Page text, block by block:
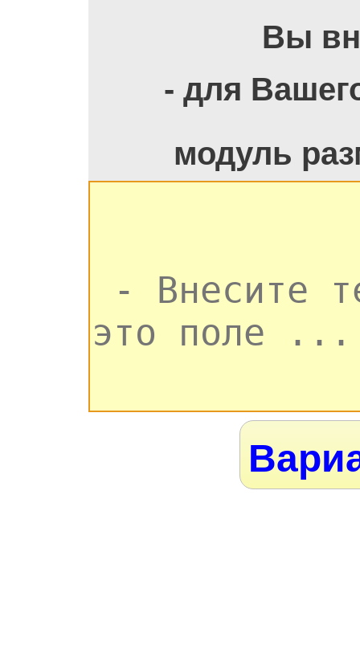
Вы
- для
модуль